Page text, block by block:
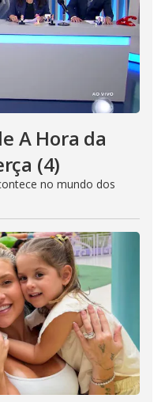
A Hora da
(4)
no mundo dos